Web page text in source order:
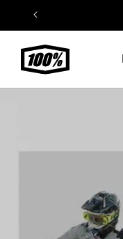
Aller au
contenu